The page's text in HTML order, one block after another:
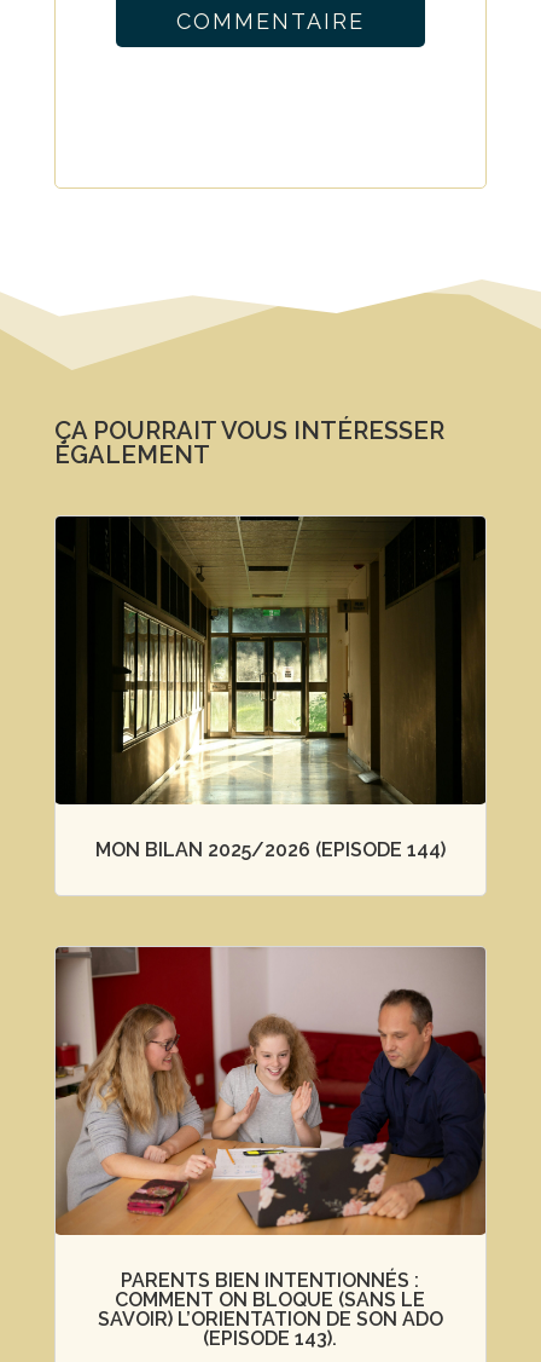
COMMENTAIRE
ÇA POURRAIT VOUS INTÉRESSER
ÉGALEMENT
MON BILAN 2025/2026 (EPISODE 144)
PARENTS BIEN INTENTIONNÉS :
COMMENT ON BLOQUE (SANS LE
SAVOIR) L’ORIENTATION DE SON ADO
(EPISODE 143).